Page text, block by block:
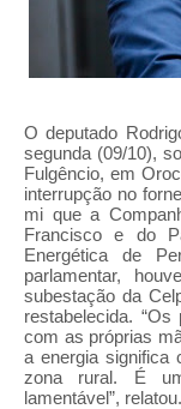
O deputado
segunda (09/10),
Fulgêncio, em
interrupção no
mi que a
Francisco e do
Energética de
parlamentar,
subestação da
restabelecida.
com as próprias
a energia significa
zona rural. É
lamentável”, relatou.